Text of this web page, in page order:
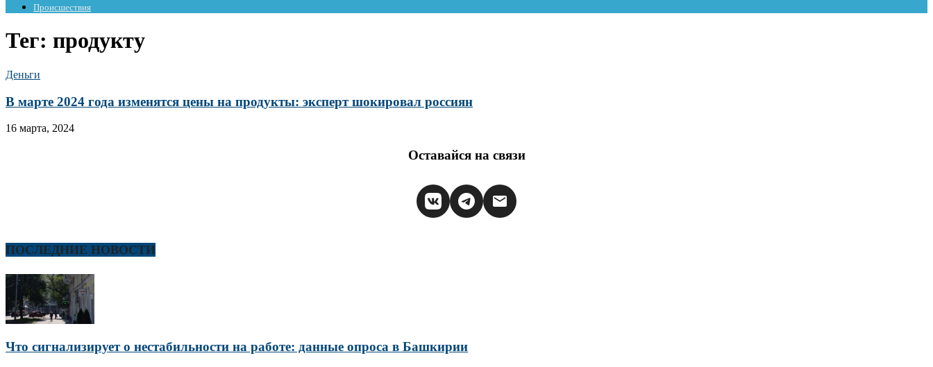
Происшествия
Тег: продукту
Деньги
В марте 2024 года изменятся цены на продукты: эксперт шокировал россиян
16 марта, 2024
Оставайся на связи
ПОСЛЕДНИЕ НОВОСТИ
Что сигнализирует о нестабильности на работе: данные опроса в Башкирии